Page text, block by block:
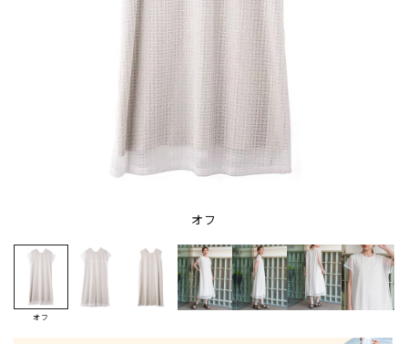
オフ
オフ